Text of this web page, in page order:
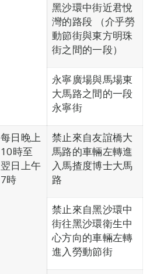
黑沙環中街近君悅
灣的路段 （介乎勞
動節街與東方明珠
街之間的一段）
永寧廣場與馬場東
大馬路之間的一段
永寧街
每日晚上
10時至
翌日上午
7時
禁止來自友誼橋大
馬路的車輛左轉進
入馬揸度博士大馬
路
禁止來自黑沙環中
街往黑沙環衛生中
心方向的車輛左轉
進入勞動節街